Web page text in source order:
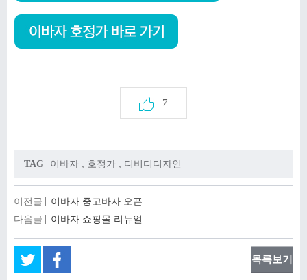
7
TAG 이바자 , 호정가 , 디비디디자인
이전글
이바자 중고바자 오픈
다음글
이바자 쇼핑몰 리뉴얼
목록보기